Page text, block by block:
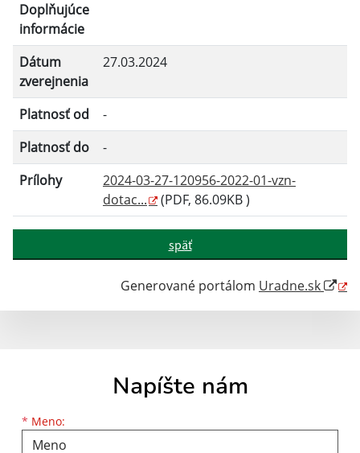
Filtrovať
Doplňujúce
informácie
Dátum
zverejnenia
27.03.2024
Platnosť od
-
Platnosť do
-
Prílohy
2024-03-27-120956-2022-01-vzn-
dotac...
(PDF, 86.09KB )
späť
Generované portálom Uradne.sk
Napíšte nám
* Meno:
Meno
Priezvisko
E-mailová adresa